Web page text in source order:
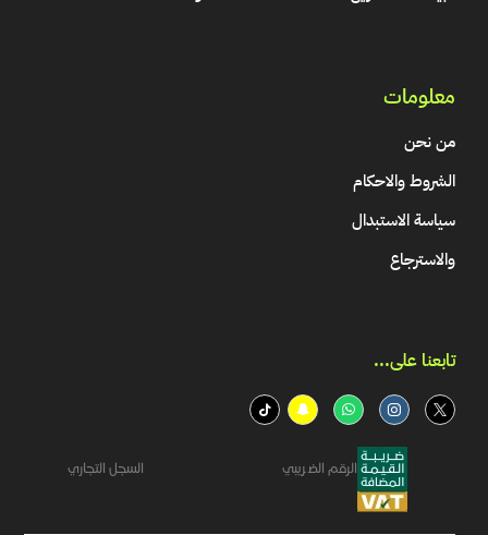
معلومات
من نحن
الشروط والاحكام
سياسة الاستبدال
والاسترجاع
تابعنا على...​
الرقم الضريبي السجل التجاري